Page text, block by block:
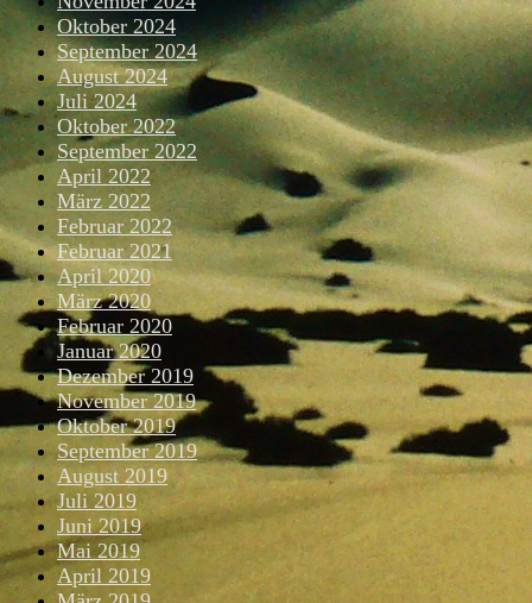
Oktober 2024
September 2024
August 2024
Juli 2024
Oktober 2022
September 2022
April 2022
März 2022
Februar 2022
Februar 2021
April 2020
März 2020
Februar 2020
Januar 2020
Dezember 2019
November 2019
Oktober 2019
September 2019
August 2019
Juli 2019
Juni 2019
Mai 2019
April 2019